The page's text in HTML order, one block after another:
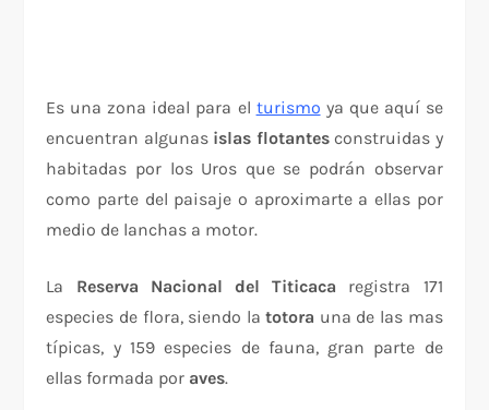
Es una zona ideal para el turismo ya que aquí se
encuentran algunas islas flotantesconstruidas y
habitadas por los Uros que se podrán observar
como parte del paisaje o aproximarte a ellas por
medio de lanchas a motor.
La Reserva Nacional del Titicaca registra 171
especies de flora, siendo la totora una de las mas
típicas, y 159 especies de fauna, gran parte de
ellas formada por aves.